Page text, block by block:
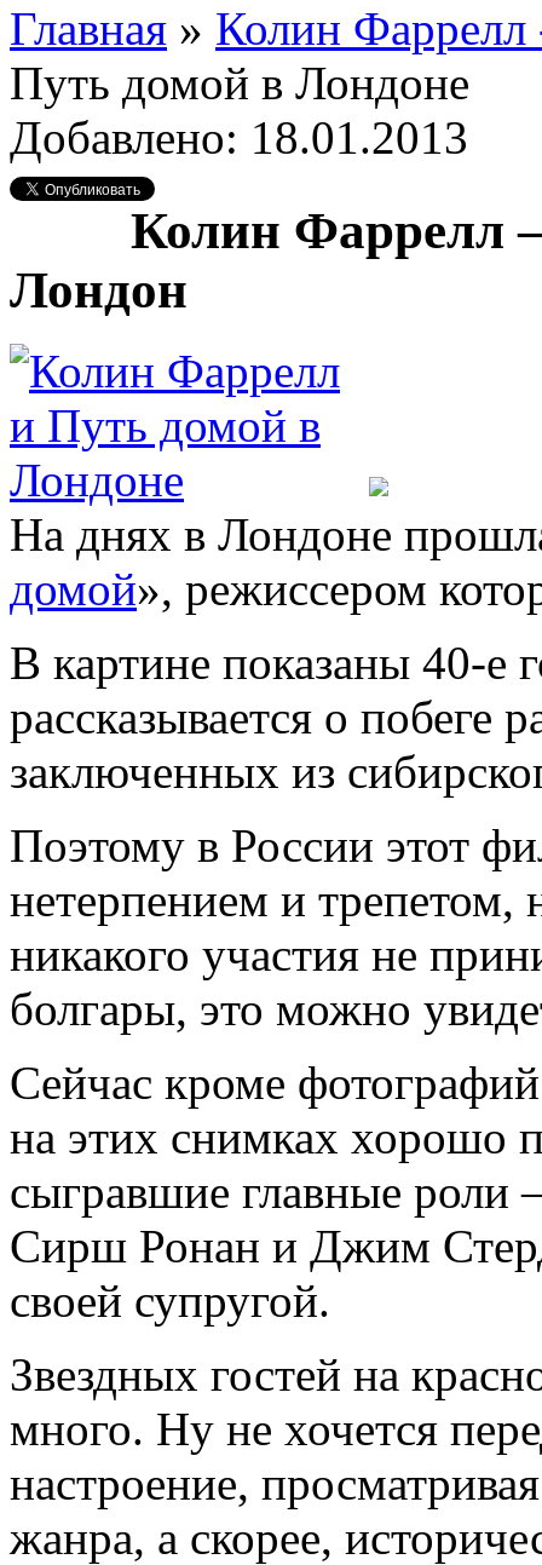
Главная » Колин Фаррелл
Путь домой в Лондоне
Добавлено: 18.01.2013
Колин Фаррелл
Лондон
На днях в Лондоне
домой», режиссером
В картине показаны 40-е
рассказывается о побеге
заключенных из
Поэтому в России этот
нетерпением и трепетом,
никакого участия не
болгары, это можно
Сейчас кроме
на этих снимках хорошо
сыгравшие главные роли
Сирш Ронан и Джим
своей супругой.
Звездных гостей на
много. Ну не хочется
настроение,
жанра, а скорее,